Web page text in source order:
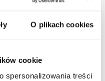
O plikach cookies
cookie
spersonalizowania treści